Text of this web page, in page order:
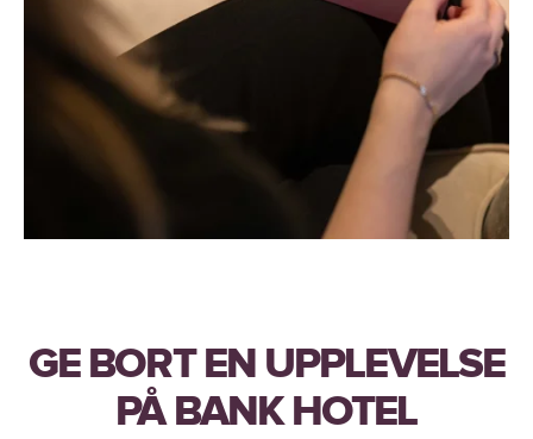
GE BORT EN UPPLEVELSE
PÅ BANK HOTEL